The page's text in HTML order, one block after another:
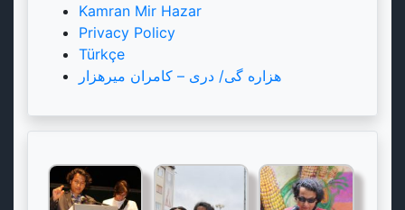
Kamran Mir Hazar
Privacy Policy
Türkçe
هزاره گی/ دری – کامران میرهزار